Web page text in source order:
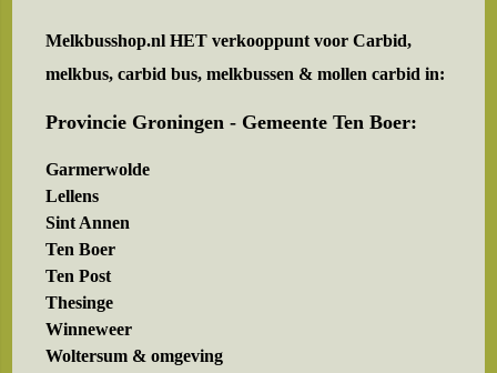
Melkbusshop.nl HET verkooppunt voorCarbid,
melkbus, carbid bus, melkbussen & mollen carbid in:
Provincie Groningen - Gemeente Ten Boer:
Garmerwolde
Lellens
Sint Annen
Ten Boer
Ten Post
Thesinge
Winneweer
Woltersum & omgeving